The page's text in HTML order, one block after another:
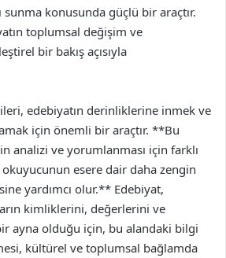
sunma konusunda güçlü bir araçtır.
toplumsal değişim ve
bir bakış açısıyla
edebiyatın derinliklerine inmek ve
için önemli bir araçtır. **Bu
analizi ve yorumlanması için farklı
okuyucunun esere dair daha zengin
yardımcı olur.** Edebiyat,
kimliklerini, değerlerini ve
ayna olduğu için, bu alandaki bilgi
kültürel ve toplumsal bağlamda